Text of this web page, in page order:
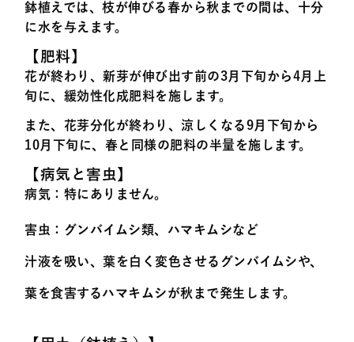
鉢植えでは、枝が伸びる春から秋までの間は、十分
に水を与えます。
【肥料】
花が終わり、新芽が伸び出す前の3月下旬から4月上
旬に、緩効性化成肥料を施します。
また、花芽分化が終わり、涼しくなる9月下旬から
10月下旬に、春と同様の肥料の半量を施します。
【病気と害虫】
病気 ：特にありません。
害虫 ：グンバイムシ類、ハマキムシなど
汁液を吸い、葉を白く変色させるグンバイムシや、
葉を食害するハマキムシが秋まで発生します。